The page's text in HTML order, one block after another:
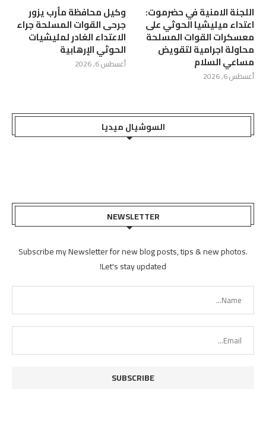
اللجنة الامنية في حضرموت:
اعتداء ميليشيا الحوثي على
معسكرات القوات المسلحة
محاولة اجرامية لتقويض
مساعي السلام
أغسطس 6, 2026
وكيل محافظة مأرب يزور
جرحى القوات المسلحة جراء
الاعتداء الغادر لمليشيات
الحوثي الإرهابية
أغسطس 6, 2026
السوشيال ميديا
NEWSLETTER
Subscribe my Newsletter for new blog posts, tips & new photos.
Let's stay updated!